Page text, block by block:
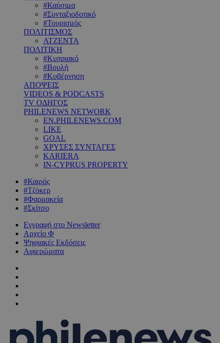
#Καύσιμα
#Συνταξιοδοτικό
#Τουρισμός
ΠΟΛΙΤΙΣΜΟΣ
ΑΤΖΕΝΤΑ
ΠΟΛΙΤΙΚΗ
#Κυπριακό
#Βουλή
#Κυβέρνηση
ΑΠΟΨΕΙΣ
VIDEOS & PODCASTS
TV ΟΔΗΓΟΣ
PHILENEWS NETWORK
EN.PHILENEWS.COM
LIKE
GOAL
ΧΡΥΣΕΣ ΣΥΝΤΑΓΕΣ
KARIERA
IN-CYPRUS PROPERTY
#Καιρός
#Τζόκερ
#Φαρμακεία
#Σκίτσο
Εγγραφή στο Newsletter
Αρχείο Φ
Ψηφιακές Εκδόσεις
Αφιερώματα